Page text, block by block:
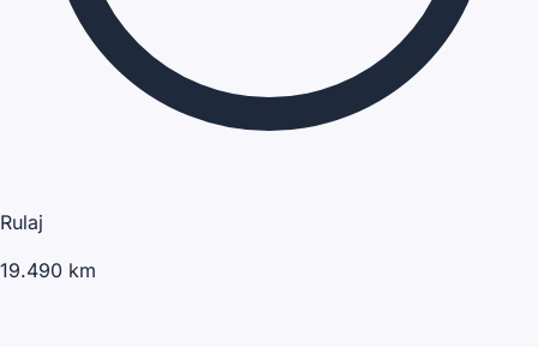
Rulaj
19.490 km